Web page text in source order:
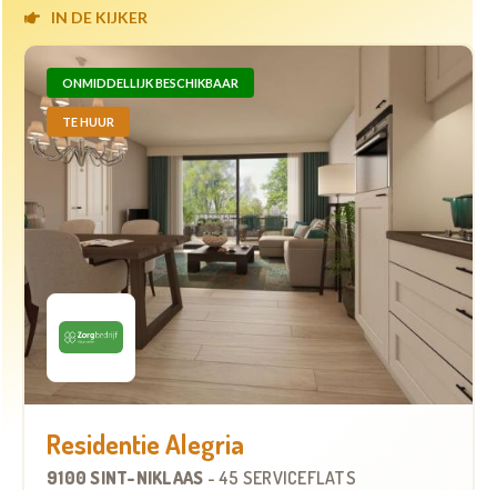
IN DE KIJKER
ONMIDDELLIJK BESCHIKBAAR
TE HUUR
Residentie Alegria
9100 SINT-NIKLAAS - 45 SERVICEFLATS